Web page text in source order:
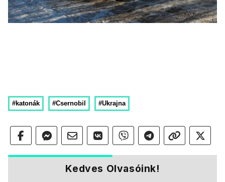
#katonák #Csernobil #Ukrajna
Kedves Olvasóink!